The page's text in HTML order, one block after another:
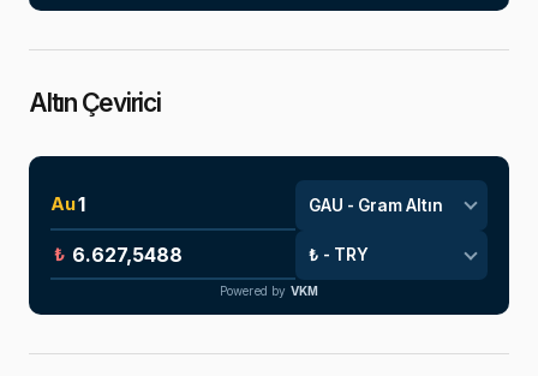
Altın Çevirici
Au
₺
Powered by VKM